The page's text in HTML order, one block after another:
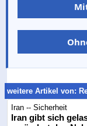
weitere Artikel von:
Iran -- Sicherheit
Iran gibt sich